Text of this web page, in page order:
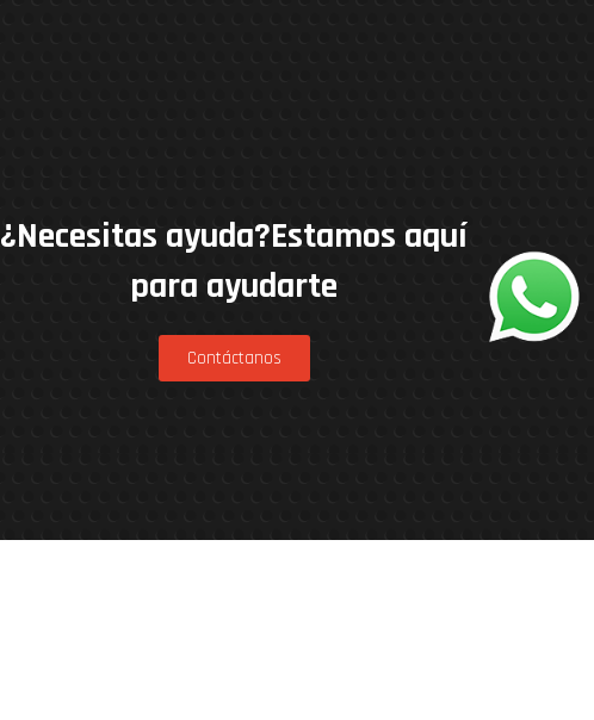
¿Necesitas ayuda?Estamos aquí
para ayudarte
Contáctanos